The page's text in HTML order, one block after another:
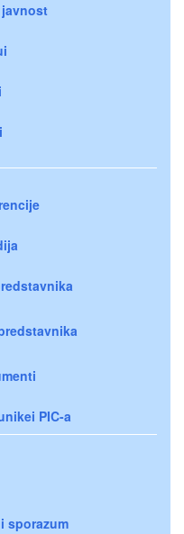
javnost
PIC-a
sporazum